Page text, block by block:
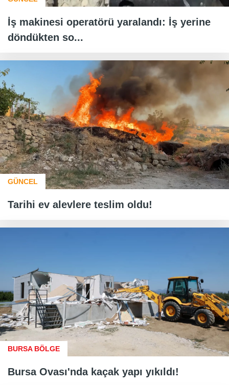
İş makinesi operatörü yaralandı: İş yerine
döndükten so...
GÜNCEL
Tarihi ev alevlere teslim oldu!
BURSA BÖLGE
Bursa Ovası'nda kaçak yapı yıkıldı!